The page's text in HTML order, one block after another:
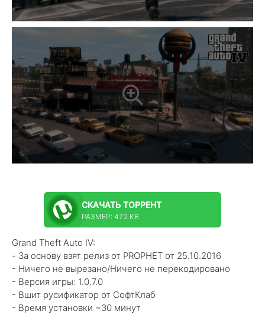
СКАЧАТЬ ТОРРЕНТ
РАЗМЕР: 47.2 KB
Grand Theft Auto IV:
- За основу взят релиз от PROPHET от 25.10.2016
- Ничего не вырезано/Ничего не перекодировано
- Версия игры: 1.0.7.0
- Вшит русификатор от СофтКлаб
- Время установки ~30 минут